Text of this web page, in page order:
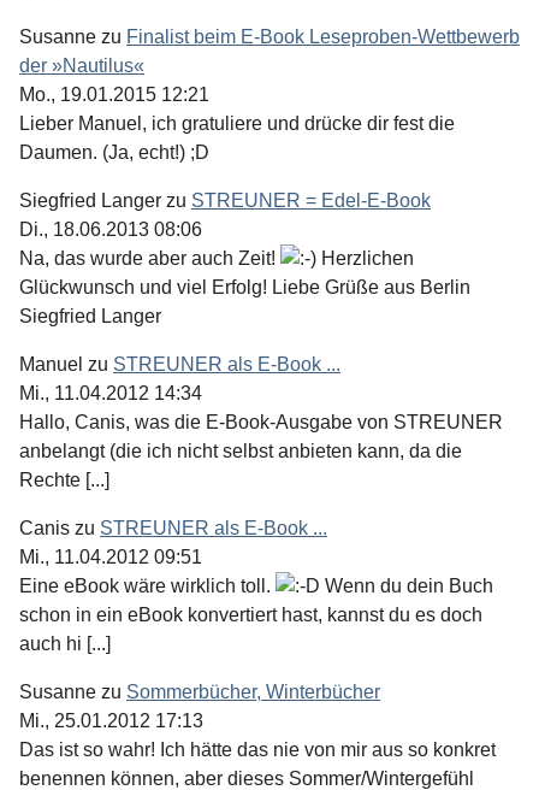
Susanne zu Finalist beim E-Book Leseproben-Wettbewerb
der »Nautilus«
Mo., 19.01.2015 12:21
Lieber Manuel, ich gratuliere und drücke dir fest die
Daumen. (Ja, echt!) ;D
Siegfried Langer zu STREUNER = Edel-E-Book
Di., 18.06.2013 08:06
Na, das wurde aber auch Zeit!
Herzlichen
Glückwunsch und viel Erfolg! Liebe Grüße aus Berlin
Siegfried Langer
Manuel zu STREUNER als E-Book ...
Mi., 11.04.2012 14:34
Hallo, Canis, was die E-Book-Ausgabe von STREUNER
anbelangt (die ich nicht selbst anbieten kann, da die
Rechte [...]
Canis zu STREUNER als E-Book ...
Mi., 11.04.2012 09:51
Eine eBook wäre wirklich toll.
Wenn du dein Buch
schon in ein eBook konvertiert hast, kannst du es doch
auch hi [...]
Susanne zu Sommerbücher, Winterbücher
Mi., 25.01.2012 17:13
Das ist so wahr! Ich hätte das nie von mir aus so konkret
benennen können, aber dieses Sommer/Wintergefühl